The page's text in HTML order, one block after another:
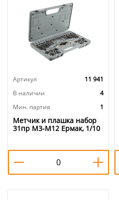
Артикул
11 941
В наличии
4
Мин. партия
1
Метчик и плашка набор
31пр М3-М12 Ермак, 1/10